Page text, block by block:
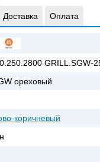
Доставка Оплата
GRILL.SGW-
ореховый
коричневый